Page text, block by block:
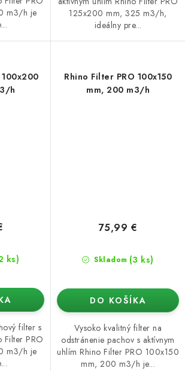
m3/h je
125x200 mm, 325 m3/h,
ideálny pre...
h
ks)
filter s
Filter PRO
m3/h je
Rhino Filter PRO 100x150
mm, 200 m3/h
Skladom (3 ks)
75,99 €
DO KOŠÍKA
Vysoko kvalitný filter na
odstránenie pachov s aktívnym
uhlím Rhino Filter PRO 100x150
mm, 200 m3/h je...